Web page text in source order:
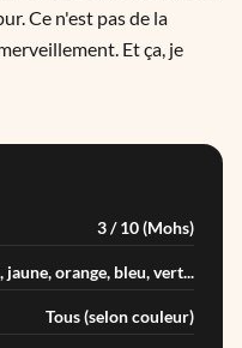
Ce n'est pas de la
Et ça, je
3 / 10 (Mohs)
jaune, orange, bleu, vert...
Tous (selon couleur)